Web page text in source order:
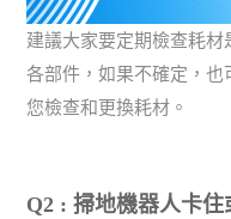
建議大家要定期檢查耗
各部件，如果不確定，
您檢查和更換耗材。
Q2 : 掃地機器人卡住